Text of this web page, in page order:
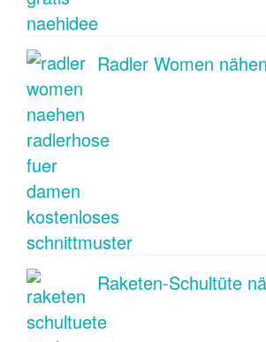
Radler Women nähen
Raketen-Schultüte